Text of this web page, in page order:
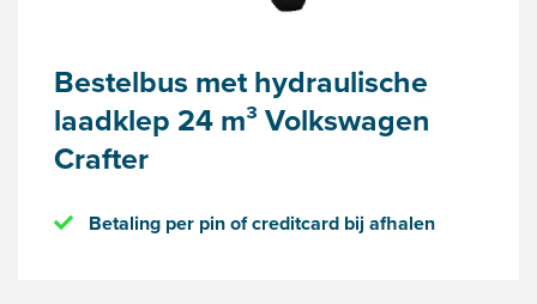
Bestelbus met hydraulische
laadklep 24 m³ Volkswagen
Crafter
Betaling per pin of creditcard bij afhalen